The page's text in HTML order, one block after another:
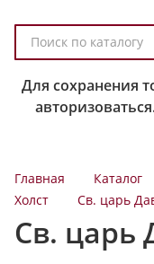
о
к
а
т
Для сохранения
Главная Каталог
Холст
Св. царь
Св. царь